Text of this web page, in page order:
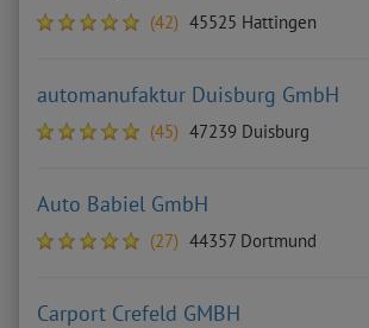
(42) 45525 Hattingen
automanufaktur Duisburg GmbH
(45) 47239 Duisburg
Auto Babiel GmbH
(27) 44357 Dortmund
Carport Crefeld GMBH